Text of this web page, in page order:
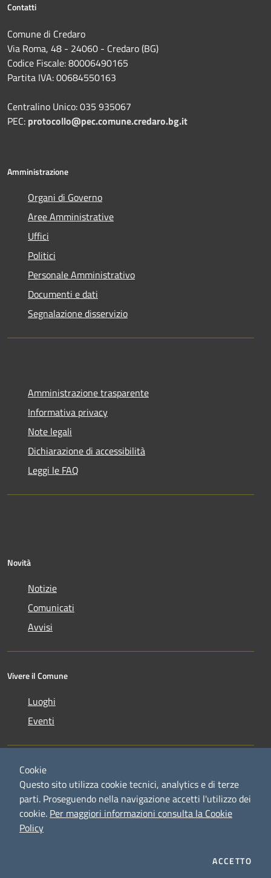
Contatti
Comune di Credaro
Via Roma, 48 - 24060 - Credaro (BG)
Codice Fiscale: 80006490165
Partita IVA: 00684550163
Centralino Unico: 035 935067
PEC: protocollo@pec.comune.credaro.bg.it
Amministrazione
Organi di Governo
Aree Amministrative
Uffici
Politici
Personale Amministrativo
Documenti e dati
Segnalazione disservizio
Amministrazione trasparente
Informativa privacy
Note legali
Dichiarazione di accessibilità
Leggi le FAQ
Novità
Notizie
Comunicati
Avvisi
Vivere il Comune
Luoghi
Eventi
RSS
Accessibilità
Privacy
Copyright © 2026 • Comune di
Credaro • Powered by
Cookie
Questo sito utilizza cookie tecnici, analytics e di terze
parti. Proseguendo nella navigazione accetti l'utilizzo dei
cookie. Per maggiori informazioni consulta la Cookie
Policy
ACCETTO